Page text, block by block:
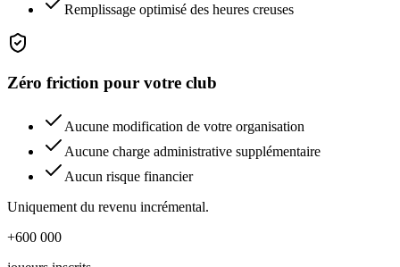
Remplissage optimisé des heures creuses
Zéro friction pour votre club
Aucune modification de votre organisation
Aucune charge administrative supplémentaire
Aucun risque financier
Uniquement du revenu incrémental.
+600 000